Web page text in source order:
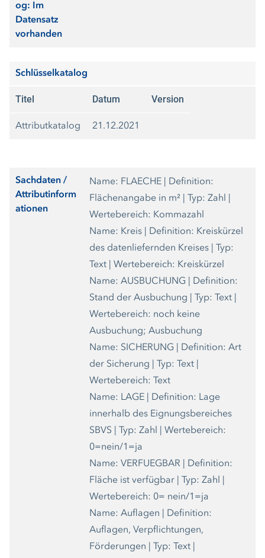
og: Im
Datensatz
vorhanden
Schlüsselkatalog
Titel Datum Version
Attributkatalog 21.12.2021
Sachdaten /
Attributinform
ationen
Name: FLAECHE | Definition:
Flächenangabe in m² | Typ: Zahl |
Wertebereich: Kommazahl
Name: Kreis | Definition: Kreiskürzel
des datenliefernden Kreises | Typ:
Text | Wertebereich: Kreiskürzel
Name: AUSBUCHUNG | Definition:
Stand der Ausbuchung | Typ: Text |
Wertebereich: noch keine
Ausbuchung; Ausbuchung
Name: SICHERUNG | Definition: Art
der Sicherung | Typ: Text |
Wertebereich: Text
Name: LAGE | Definition: Lage
innerhalb des Eignungsbereiches
SBVS | Typ: Zahl | Wertebereich:
0=nein/1=ja
Name: VERFUEGBAR | Definition:
Fläche ist verfügbar | Typ: Zahl |
Wertebereich: 0= nein/1=ja
Name: Auflagen | Definition:
Auflagen, Verpflichtungen,
Förderungen | Typ: Text |